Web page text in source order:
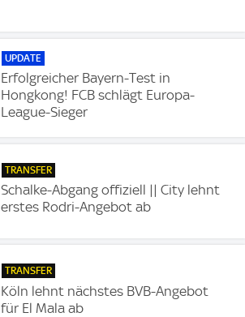
UPDATE
Erfolgreicher Bayern-Test in
Hongkong! FCB schlägt Europa-
League-Sieger
TRANSFER
Schalke-Abgang offiziell || City lehnt
erstes Rodri-Angebot ab
TRANSFER
Köln lehnt nächstes BVB-Angebot
für El Mala ab